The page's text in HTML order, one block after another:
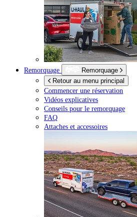
Remorquage
Remorquage
Retour au menu principal
Commencer une réservation
Vidéos explicatives
Conseils pour le remorquage
FAQ
Attaches et accessoires